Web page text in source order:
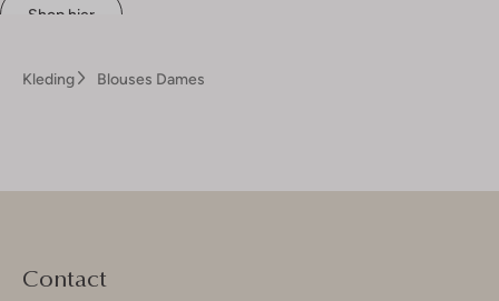
Shop hier
Kleding Blouses Dames
Contact